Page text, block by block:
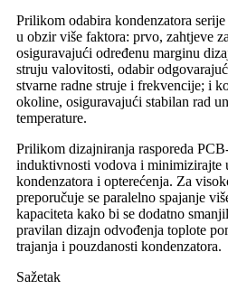
Prilikom odabira kondenzatora
u obzir više faktora: prvo, zahtjeve
osiguravajući određenu marginu
struju valovitosti, odabir
stvarne radne struje i frekvencije; i
okoline, osiguravajući stabilan rad
temperature.
Prilikom dizajniranja rasporeda
induktivnosti vodova i minimizirajte
kondenzatora i opterećenja. Za
preporučuje se paralelno spajanje
kapaciteta kako bi se dodatno
pravilan dizajn odvođenja toplote
trajanja i pouzdanosti kondenzatora.
Sažetak